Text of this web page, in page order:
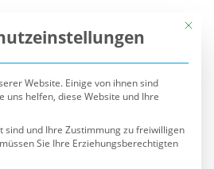
Mit
Website. Einige von ihnen sind
uns helfen, diese Website und Ihre
sind und Ihre Zustimmung zu freiwilligen
Sie Ihre Erziehungsberechtigten